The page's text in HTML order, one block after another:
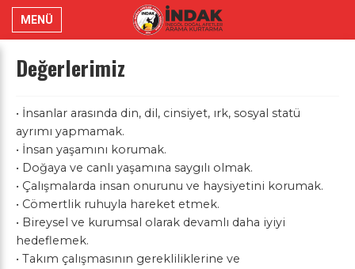
MENÜ
Değerlerimiz
• İnsanlar arasında din, dil, cinsiyet, ırk, sosyal statü
ayrımı yapmamak.
• İnsan yaşamını korumak.
• Doğaya ve canlı yaşamına saygılı olmak.
• Çalışmalarda insan onurunu ve haysiyetini korumak.
• Cömertlik ruhuyla hareket etmek.
• Bireysel ve kurumsal olarak devamlı daha iyiyi
hedeflemek.
• Takım çalışmasının gerekliliklerine ve